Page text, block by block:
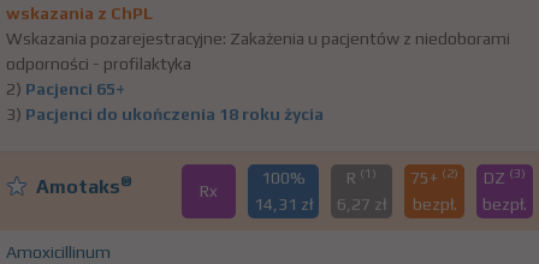
wskazania z ChPL
Wskazania pozarejestracyjne: Zakażenia u pacjentów z niedoborami
odporności - profilaktyka
2) Pacjenci 65+
3) Pacjenci do ukończenia 18 roku życia
Amotaks® Rx
100%
14,31 zł
R (1)
6,27 zł
75+ (2)
bezpł.
DZ (3)
bezpł.
Amoxicillinum